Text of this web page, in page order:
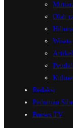
Olah
Wisata
Artikel
Redaksi
Pedoman
Bnews TV